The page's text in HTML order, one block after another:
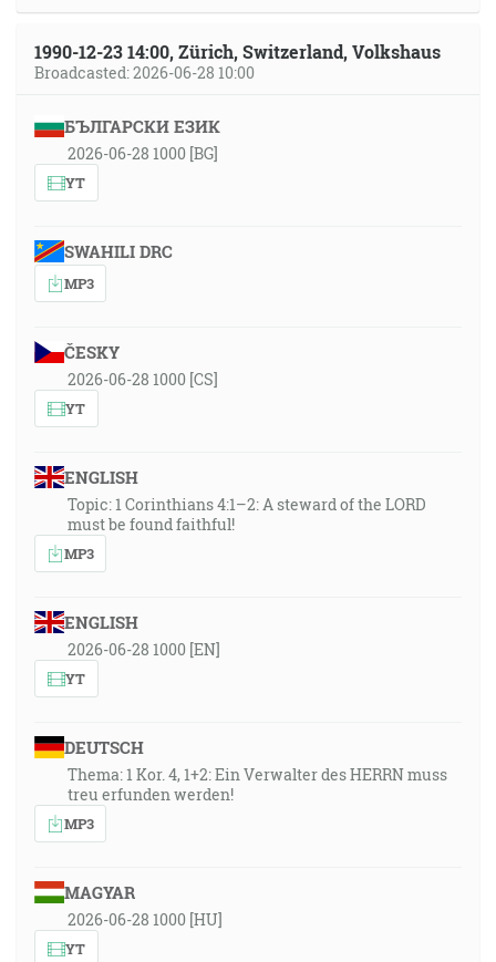
1990-12-23 14:00, Zürich, Switzerland, Volkshaus
Broadcasted: 2026-06-28 10:00
БЪЛГАРСКИ ЕЗИК
2026-06-28 1000 [BG]
YT
SWAHILI DRC
MP3
ČESKY
2026-06-28 1000 [CS]
YT
ENGLISH
Topic: 1 Corinthians 4:1–2: A steward of the LORD
must be found faithful!
MP3
ENGLISH
2026-06-28 1000 [EN]
YT
DEUTSCH
Thema: 1 Kor. 4, 1+2: Ein Verwalter des HERRN muss
treu erfunden werden!
MP3
MAGYAR
2026-06-28 1000 [HU]
YT